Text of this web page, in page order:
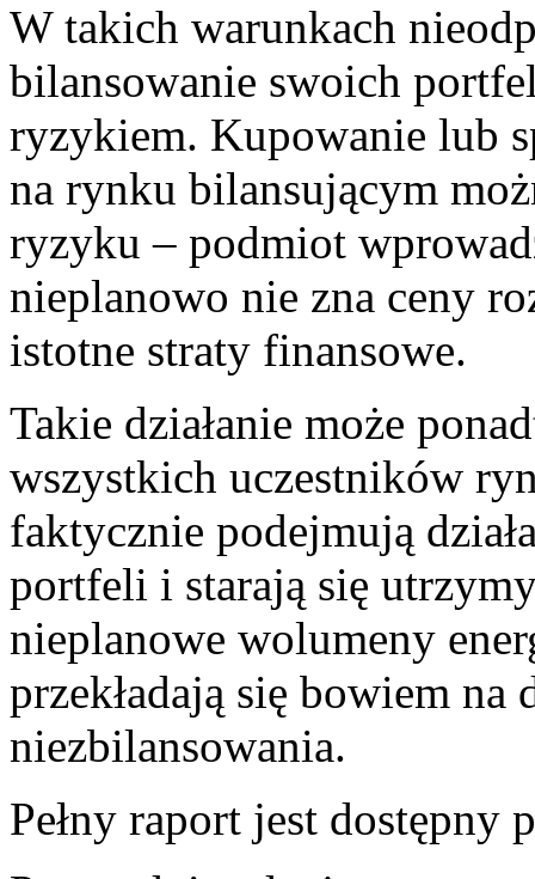
W takich warunkach
bilansowanie swoich
ryzykiem. Kupowanie lub
na rynku bilansującym
ryzyku – podmiot
nieplanowo nie zna ceny
istotne straty finansowe.
Takie działanie może
wszystkich uczestników
faktycznie podejmują
portfeli i starają się
nieplanowe wolumeny
przekładają się bowiem na
niezbilansowania.
Pełny raport jest dostępny